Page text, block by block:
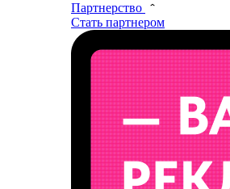
Партнерство
Стать партнером